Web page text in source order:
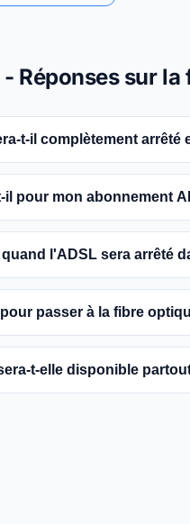
Réponses sur la
t-il complètement arrêté
du réseau ADSL est
vers des connexions
il pour mon abonnement
à utiliser votre
Cependant, il est
de service.
l'ADSL sera arrêté
de fermeture de l'ADSL
site en recherchant
passer à la fibre
d'accès à
l'installation. La plupart
t-elle disponible